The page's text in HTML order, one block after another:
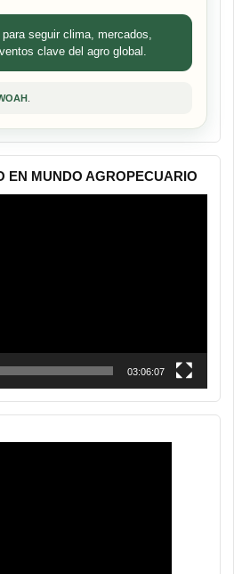
seguir clima, mercados,
clave del agro global.
EN MUNDO AGROPECUARIO
03:06:07